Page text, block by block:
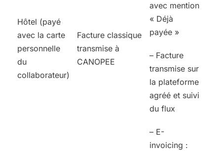
Hôtel (payé
avec la carte
personnelle
du
collaborateur)
Facture classique
transmise à
CANOPEE
avec mention
« Déjà
payée »
– Facture
transmise sur
la plateforme
agréé et suivi
du flux
– E-
invoicing :